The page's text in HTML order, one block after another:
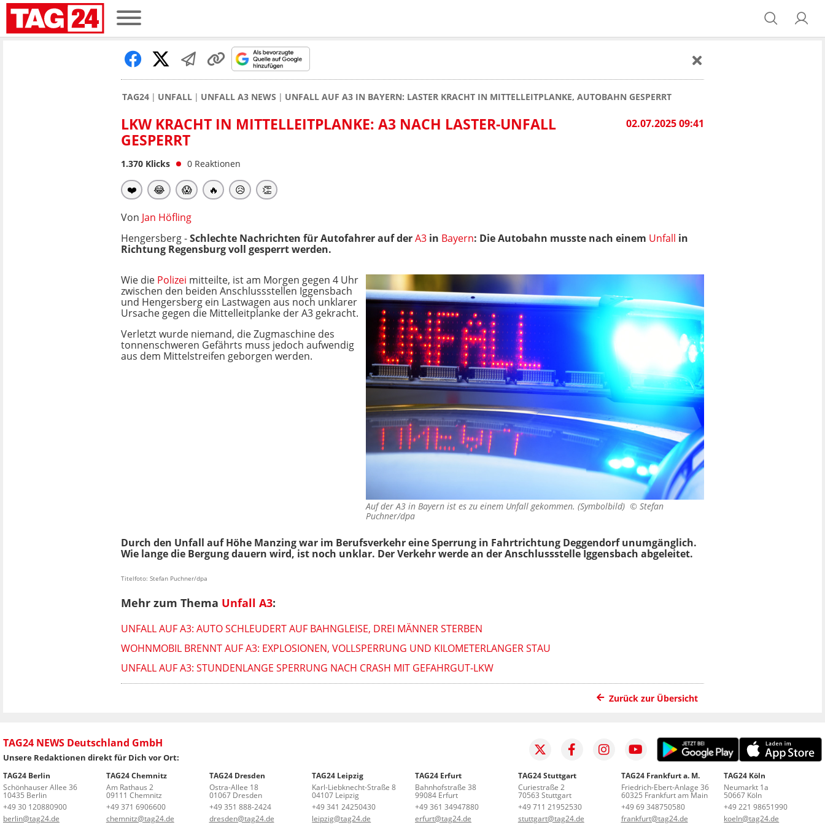
TAG24 UNFALL UNFALL A3 NEWS UNFALL AUF A3 IN BAYERN: LASTER KRACHT IN MITTELLEITPLANKE, AUTOBAHN GESPERRT
02.07.2025 09:41
LKW KRACHT IN MITTELLEITPLANKE: A3 NACH LASTER-UNFALL
GESPERRT
1.370 Klicks 0 Reaktionen
❤️ 😂 😱 🔥 😥 👏
Von Jan Höfling
Hengersberg -Schlechte Nachrichten für Autofahrer auf derA3 in Bayern: Die Autobahn musste nach einem Unfall in
Richtung Regensburg voll gesperrt werden.
Auf der A3 in Bayern ist es zu einem Unfall gekommen. (Symbolbild) © Stefan
Puchner/dpa
Wie die Polizei mitteilte, ist am Morgen gegen 4 Uhr
zwischen den beiden Anschlussstellen Iggensbach
und Hengersberg ein Lastwagen aus noch unklarer
Ursache gegen die Mittelleitplanke der A3 gekracht.
Verletzt wurde niemand, die Zugmaschine des
tonnenschweren Gefährts muss jedoch aufwendig
aus dem Mittelstreifen geborgen werden.
Durch den Unfall auf Höhe Manzing war im Berufsverkehr eine Sperrung in Fahrtrichtung Deggendorf unumgänglich.
Wie lange die Bergung dauern wird, ist noch unklar. Der Verkehr werde an der Anschlussstelle Iggensbach abgeleitet.
Titelfoto: Stefan Puchner/dpa
Mehr zum Thema Unfall A3:
UNFALL AUF A3: AUTO SCHLEUDERT AUF BAHNGLEISE, DREI MÄNNER STERBEN
WOHNMOBIL BRENNT AUF A3: EXPLOSIONEN, VOLLSPERRUNG UND KILOMETERLANGER STAU
UNFALL AUF A3: STUNDENLANGE SPERRUNG NACH CRASH MIT GEFAHRGUT-LKW
Zurück zur Übersicht
TAG24 NEWS Deutschland GmbH
Unsere Redaktionen direkt für Dich vor Ort:
TAG24 Berlin
Schönhauser Allee 36
10435 Berlin
+49 30 120880900
berlin@tag24.de
TAG24 Chemnitz
Am Rathaus 2
09111 Chemnitz
+49 371 6906600
chemnitz@tag24.de
TAG24 Dresden
Ostra-Allee 18
01067 Dresden
+49 351 888-2424
dresden@tag24.de
TAG24 Leipzig
Karl-Liebknecht-Straße 8
04107 Leipzig
+49 341 24250430
leipzig@tag24.de
TAG24 Erfurt
Bahnhofstraße 38
99084 Erfurt
+49 361 34947880
erfurt@tag24.de
TAG24 Stuttgart
Curiestraße 2
70563 Stuttgart
+49 711 21952530
stuttgart@tag24.de
TAG24 Frankfurt a. M.
Friedrich-Ebert-Anlage 36
60325 Frankfurt am Main
+49 69 348750580
frankfurt@tag24.de
TAG24 Köln
Neumarkt 1a
50667 Köln
+49 221 98651990
koeln@tag24.de